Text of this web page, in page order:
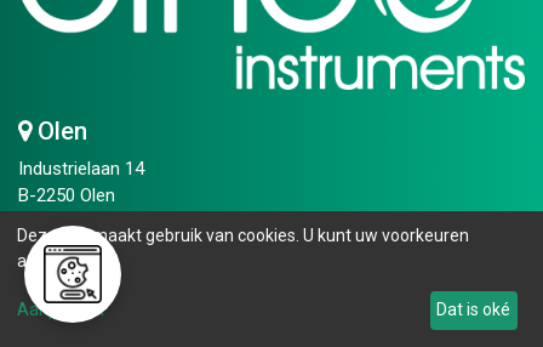
Olen
Industrielaan 14
B-2250 Olen
+32 14 25 75 50​
info.bip@elneo.com
Openingsuren
Deze site maakt gebruik van cookies. U kunt uw voorkeuren
aanpassen.
Aanpassen Dat is oké